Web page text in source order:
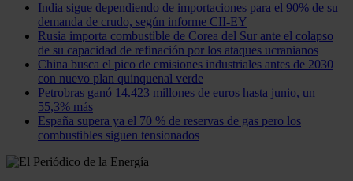
India sigue dependiendo de importaciones para el 90% de su
demanda de crudo, según informe CII-EY
Rusia importa combustible de Corea del Sur ante el colapso
de su capacidad de refinación por los ataques ucranianos
China busca el pico de emisiones industriales antes de 2030
con nuevo plan quinquenal verde
Petrobras ganó 14.423 millones de euros hasta junio, un
55,3% más
España supera ya el 70 % de reservas de gas pero los
combustibles siguen tensionados